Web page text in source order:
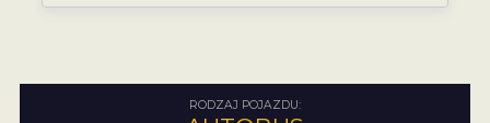
RODZAJ POJAZDU: